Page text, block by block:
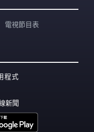
電視節目表
程式
新聞